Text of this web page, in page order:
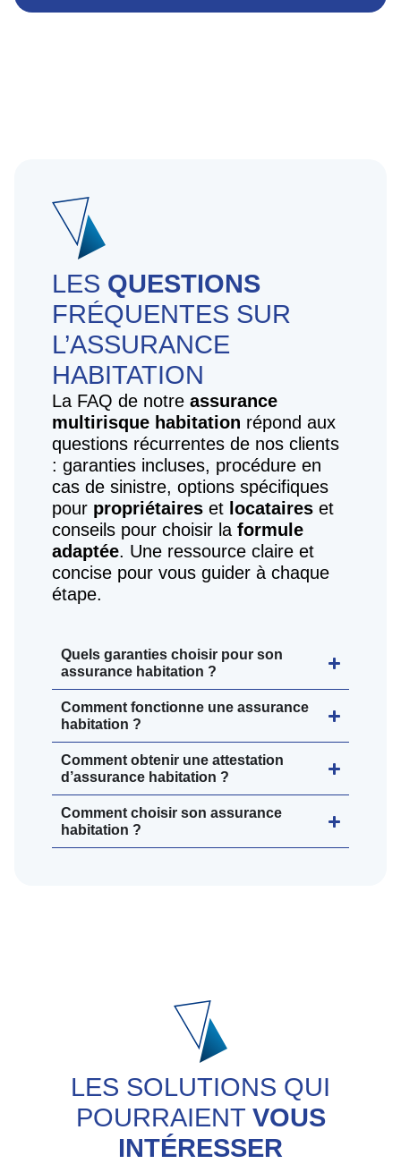
LES QUESTIONS
FRÉQUENTES SUR
L’ASSURANCE
HABITATION
La FAQ de notre assurance
multirisque habitation répond aux
questions récurrentes de nos clients
: garanties incluses, procédure en
cas de sinistre, options spécifiques
pour propriétaires et locataires et
conseils pour choisir la formule
adaptée. Une ressource claire et
concise pour vous guider à chaque
étape.
Quels garanties choisir pour son
assurance habitation ?
Comment fonctionne une assurance
habitation ?
Comment obtenir une attestation
d’assurance habitation ?
Comment choisir son assurance
habitation ?
LES SOLUTIONS QUI
POURRAIENT VOUS
INTÉRESSER